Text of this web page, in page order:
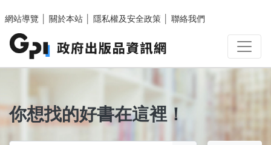
網站導覽
關於本站 隱私權及安全政策 聯絡我們
你想找的好書在這裡！